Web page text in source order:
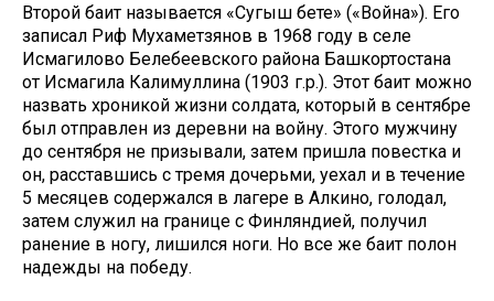
Второй баит называется «Сугыш бәете» («Война»). Его
записал Риф Мухаметзянов в 1968 году в селе
Исмагилово Белебеевского района Башкортостана
от Исмагила Калимуллина (1903 г.р.). Этот баит можно
назвать хроникой жизни солдата, который в сентябре
был отправлен из деревни на войну. Этого мужчину
до сентября не призывали, затем пришла повестка и
он, расставшись с тремя дочерьми, уехал и в течение
5 месяцев содержался в лагере в Алкино, голодал,
затем служил на границе с Финляндией, получил
ранение в ногу, лишился ноги. Но все же баит полон
надежды на победу.